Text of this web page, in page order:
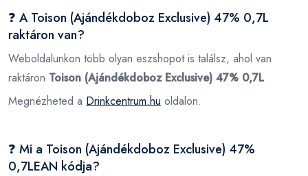
❓ A Toison (Ajándékdoboz Exclusive) 47% 0,7L
raktáron van?
Weboldalunkon több olyan eszshopot is találsz, ahol van
raktáron Toison (Ajándékdoboz Exclusive) 47% 0,7L
Megnézheted a Drinkcentrum.hu oldalon.
❓ Mi a Toison (Ajándékdoboz Exclusive) 47%
0,7LEAN kódja?